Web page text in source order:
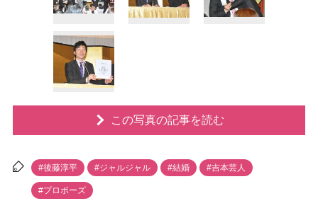
この写真の記事を読む
#後藤淳平 #ジャルジャル #結婚 #吉本芸人
#プロポーズ